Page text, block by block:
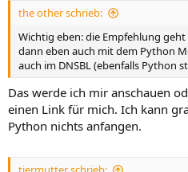
the other schrieb:
Wichtig eben: die Empfehlung
dann eben auch mit dem Python
auch im DNSBL (ebenfalls Python
Das werde ich mir anschauen
einen Link für mich. Ich kann
Python nichts anfangen.